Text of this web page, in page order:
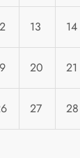
13 14
20 21
27 28